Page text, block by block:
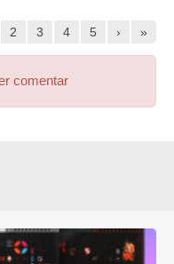
2 3 4 5 › »
comentar